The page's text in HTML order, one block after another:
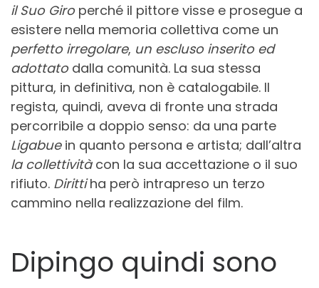
il Suo Giroperché il pittore visse e prosegue a
esistere nella memoria collettiva come un
perfetto irregolare, un escluso inserito ed
adottatodalla comunità. La sua stessa
pittura, in definitiva, non è catalogabile. Il
regista, quindi, aveva di fronte una strada
percorribile a doppio senso: da una parte
Ligabuein quanto persona e artista; dall’altra
la collettivitàcon la sua accettazione o il suo
rifiuto. Dirittiha però intrapreso un terzo
cammino nella realizzazione del film.
Dipingo quindi sono